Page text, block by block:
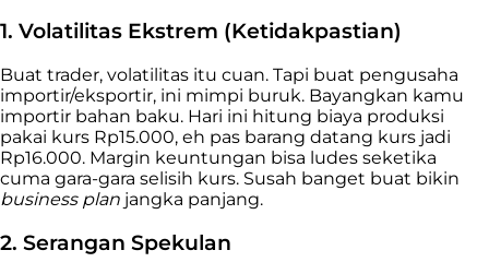
1. Volatilitas Ekstrem (Ketidakpastian)
Buat trader, volatilitas itu cuan. Tapi buat pengusaha
importir/eksportir, ini mimpi buruk. Bayangkan kamu
importir bahan baku. Hari ini hitung biaya produksi
pakai kurs Rp15.000, eh pas barang datang kurs jadi
Rp16.000. Margin keuntungan bisa ludes seketika
cuma gara-gara selisih kurs. Susah banget buat bikin
business plan jangka panjang.
2. Serangan Spekulan